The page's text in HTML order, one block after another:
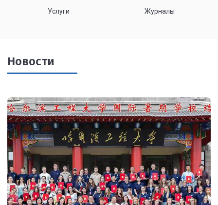
Услуги Журналы
Новости